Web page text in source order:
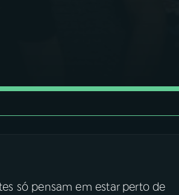
só pensam em estar perto de